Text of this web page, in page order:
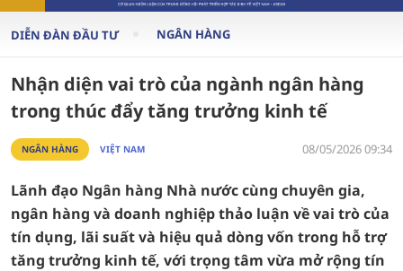
DIỄN ĐÀN ĐẦU TƯ NGÂN HÀNG
Nhận diện vai trò của ngành ngân hàng
trong thúc đẩy tăng trưởng kinh tế
NGÂN HÀNG VIỆT NAM 08/05/2026 09:34
Lãnh đạo Ngân hàng Nhà nước cùng chuyên gia,
ngân hàng và doanh nghiệp thảo luận về vai trò của
tín dụng, lãi suất và hiệu quả dòng vốn trong hỗ trợ
tăng trưởng kinh tế, với trọng tâm vừa mở rộng tín